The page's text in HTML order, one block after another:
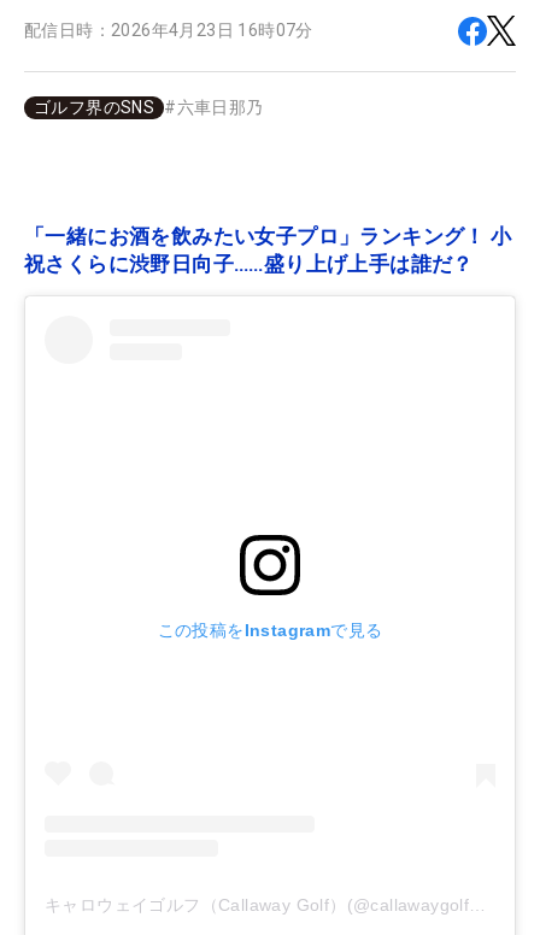
配信日時： 2026年4月23日 16時07分
ゴルフ界のSNS #六車日那乃
「一緒にお酒を飲みたい女子プロ」ランキング！ 小
祝さくらに渋野日向子……盛り上げ上手は誰だ？
この投稿をInstagramで見る